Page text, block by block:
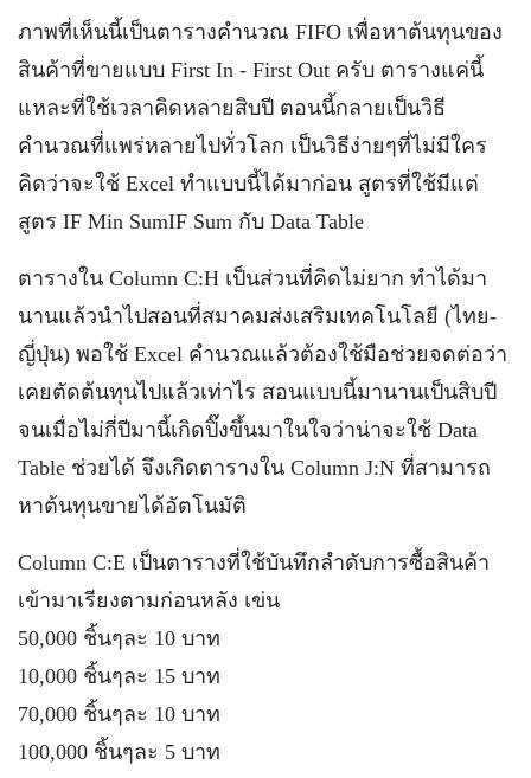
ภาพที่เห็นนี้เป็นตารางคำนวณ FIFO เพื่อหาต้นทุนของ
สินค้าที่ขายแบบ First In - First Out ครับ ตารางแค่นี้
แหละที่ใช้เวลาคิดหลายสิบปี ตอนนี้กลายเป็นวิธี
คำนวณที่แพร่หลายไปทั่วโลก เป็นวิธีง่ายๆที่ไม่มีใคร
คิดว่าจะใช้ Excel ทำแบบนี้ได้มาก่อน สูตรที่ใช้มีแต่
สูตร IF Min SumIF Sum กับ Data Table
ตารางใน Column C:H เป็นส่วนที่คิดไม่ยาก ทำได้มา
นานแล้วนำไปสอนที่สมาคมส่งเสริมเทคโนโลยี (ไทย-
ญี่ปุ่น) พอใช้ Excel คำนวณแล้วต้องใช้มือช่วยจดต่อว่า
เคยตัดต้นทุนไปแล้วเท่าไร สอนแบบนี้มานานเป็นสิบปี
จนเมื่อไม่กี่ปีมานี้เกิดปิ๊งขึ้นมาในใจว่าน่าจะใช้ Data
Table ช่วยได้ จึงเกิดตารางใน Column J:N ที่สามารถ
หาต้นทุนขายได้อัตโนมัติ
Column C:E เป็นตารางที่ใช้บันทึกลำดับการซื้อสินค้า
เข้ามาเรียงตามก่อนหลัง เข่น
50,000 ชิ้นๆละ 10 บาท
10,000 ชิ้นๆละ 15 บาท
70,000 ชิ้นๆละ 10 บาท
100,000 ชิ้นๆละ 5 บาท